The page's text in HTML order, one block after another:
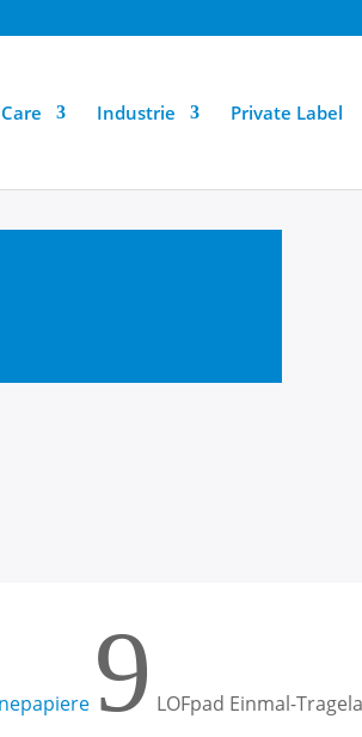
Industrie Private Label
9 LOFpad Einmal-